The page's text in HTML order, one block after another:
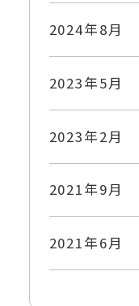
2024年8月
2023年5月
2023年2月
2021年9月
2021年6月